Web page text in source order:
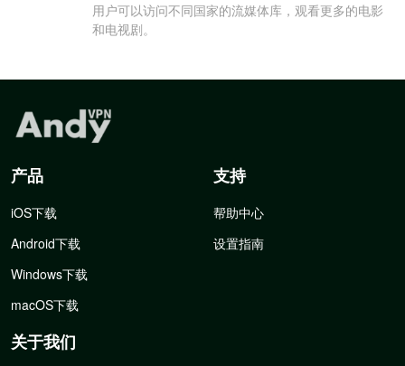
用户可以访问不同国家的流媒体库，观看更多的电影
和电视剧。
产品
iOS下载
Android下载
Windows下载
macOS下载
支持
帮助中心
设置指南
关于我们